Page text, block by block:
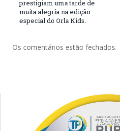
prestigiam uma tarde de
muita alegria na edição
especial do Orla Kids.
Os comentários estão fechados.